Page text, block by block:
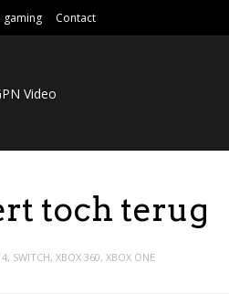
gaming Contact
Video
toch terug
, SWITCH, XBOX 360, XBOX ONE